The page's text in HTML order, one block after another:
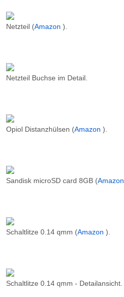
Netzteil (Amazon ).
Netzteil Buchse im Detail.
Opiol Distanzhülsen (Amazon ).
Sandisk microSD card 8GB (Amazon
Schaltlitze 0.14 qmm (Amazon ).
Schaltlitze 0.14 qmm - Detailansicht.